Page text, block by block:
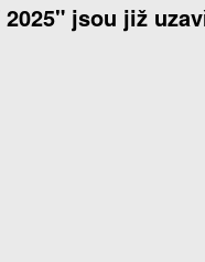
jsou již